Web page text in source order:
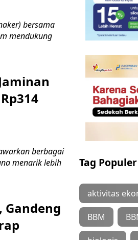
bersama
mendukung
berbagai
menarik lebih
Gandeng
Tag Populer
aktivitas
BBM